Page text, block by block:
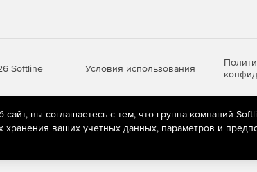
Softline Условия использования
технологии
(информационные
пользователей сети «Интернет», находящихся на
вы соглашаетесь с тем, что группа компаний
хранения ваших учетных данных, параметров и